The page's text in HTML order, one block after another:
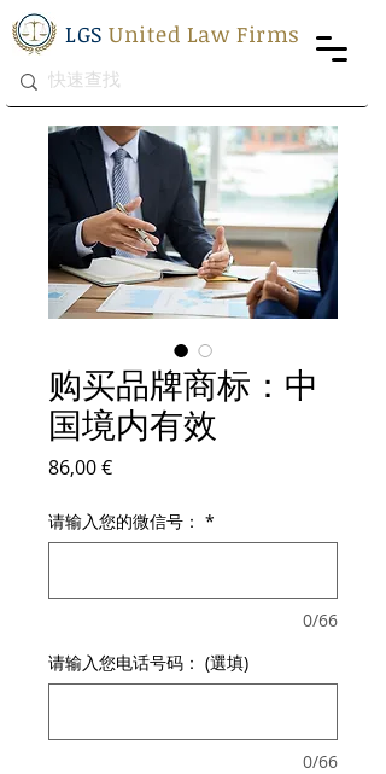
LGSUnited Law Firms
购买品牌商标：中
国境内有效
86,00 €價格
请输入您的微信号： *
0/66
请输入您电话号码： (選填)
0/66